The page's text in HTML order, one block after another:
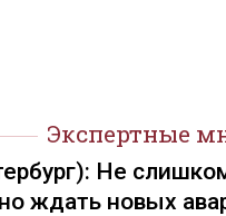
Экспертные
Не
ждать новых